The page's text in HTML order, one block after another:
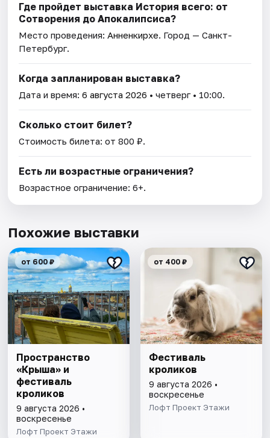
Где пройдет выставка История всего: от
Сотворения до Апокалипсиса?
Место проведения:Анненкирхе. Город — Санкт-
Петербург.
Когда запланирован выставка?
Дата и время:6 августа 2026 • четверг • 10:00.
Сколько стоит билет?
Стоимость билета: от 800 ₽.
Есть ли возрастные ограничения?
Возрастное ограничение: 6+.
Похожие выставки
от 600 ₽
Пространство
«Крыша» и
фестиваль
кроликов
9 августа 2026 •
воскресенье
Лофт Проект Этажи
от 400 ₽
Фестиваль
кроликов
9 августа 2026 •
воскресенье
Лофт Проект Этажи